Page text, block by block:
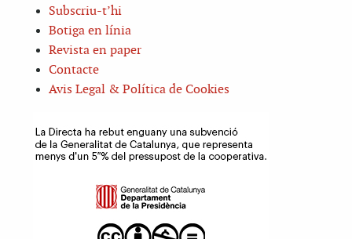
Subscriu-t’hi
Botiga en línia
Revista en paper
Contacte
Avis Legal & Política de Cookies